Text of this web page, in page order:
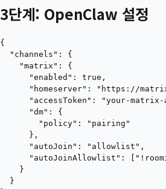
3단계: OpenClaw 설정
{
  "channels": {
    "matrix": {
      "enabled": true,
"homeserver": "https://
"accessToken": "your-matrix-
      "dm": {
        "policy": "pairing"
      },
      "autoJoin": "allowlist",
"autoJoinAllowlist":
    }
  }